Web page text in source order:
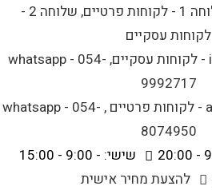
077-4490052 שלוחה 1 - לקוחות פרטיים, שלוחה 2 -
לקוחות עסקיים
info@anakdeal.com - לקוחות עסקיים, whatsapp - 054-
9992717
anakdeal@gmail.com - לקוחות פרטיים , whatsapp - 054-
8074950
שישי: - 9:00 - 15:00
להצעת מחיר אישית